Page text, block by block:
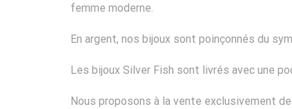
femme moderne.
En argent, nos bijoux sont poinçonnés du
Les bijoux Silver Fish sont livrés avec une
Nous proposons à la vente exclusivement